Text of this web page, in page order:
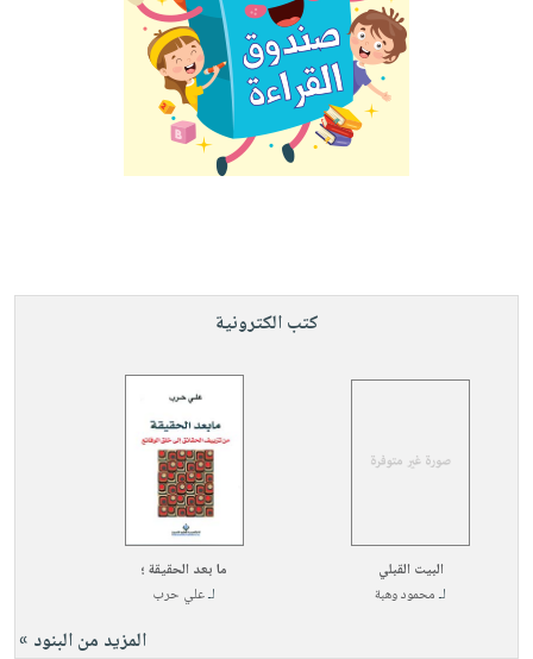
كتب الكترونية
البيت القبلي
لـمحمود وهبة
ما بعد الحقيقة ؛
لـعلي حرب
المزيد من البنود »